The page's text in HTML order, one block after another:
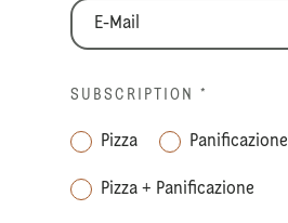
SUBSCRIPTION *
Pizza Panificazione
Pizza + Panificazione